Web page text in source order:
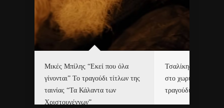
Μικές Μπίλης “Εκεί που όλα
γίνονται” Το τραγούδι τίτλων της
ταινίας “Τα Κάλαντα των
Χριστουγέννων”
Τσαλίκης,
στο χωριό του Άι
τραγούδι και video